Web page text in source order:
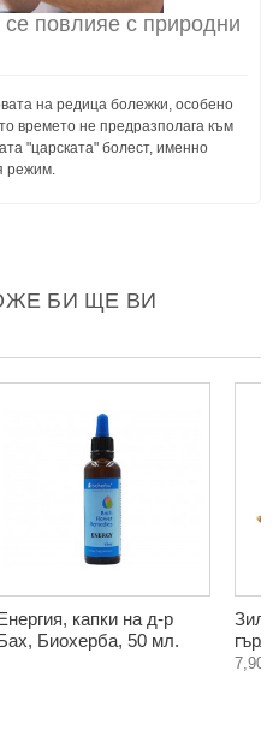
повлияе с природни
на редица болежки, особено
времето не предразполага към
"царската" болест, именно
режим.
БИ ЩЕ ВИ
капки на д-р
Биохерба, 50 мл.
Зил
7,90 €